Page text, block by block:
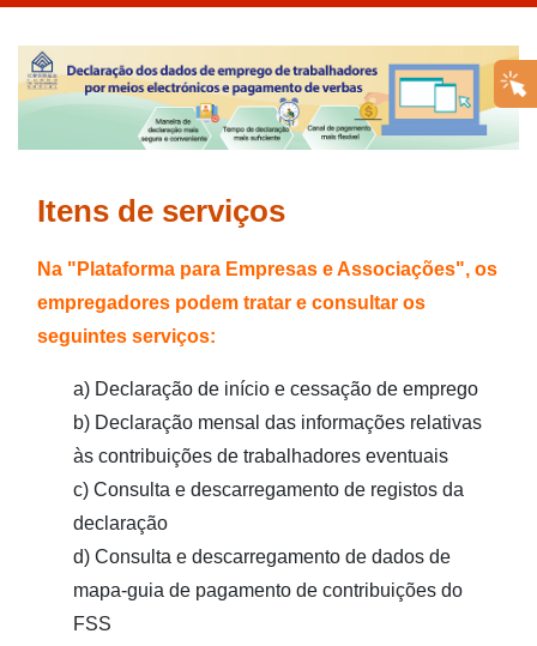
Plataforma para Empresas e Associações
Plataforma de Serviço de Declarações Electrónicas do Fundo
pagamento
Consulta dos dados de pagamento
Meios e formas de pagamento
Produtos de divulgação e promoção
Perguntas frequentes
Itens de serviços
Na "Plataforma para Empresas e Associações", os
empregadores podem tratar e consultar os
seguintes serviços:
a) Declaração de início e cessação de emprego
b) Declaração mensal das informações relativas
às contribuições de trabalhadores eventuais
c) Consulta e descarregamento de registos da
declaração
d) Consulta e descarregamento de dados de
mapa-guia de pagamento de contribuições do
FSS